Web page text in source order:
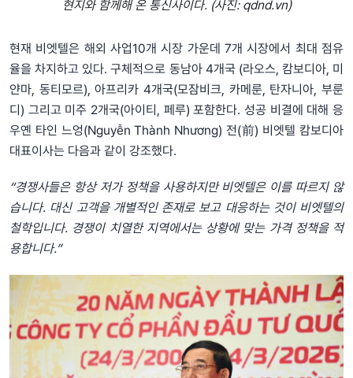
현지와 함께해 온 통신사이다. (사진: qdnd.vn)
현재 비엣텔은 해외 사업10개 시장 가운데 7개 시장에서 최대 점유
율을 차지하고 있다. 구체적으로 동남아 4개국 (라오스, 캄보디아, 미
얀마, 동티모르), 아프리카 4개국(모잠비크, 카메룬, 탄자니아, 부룬
디) 그리고 미주 2개국(아이티, 페루) 포함한다. 성공 비결에 대해 응
우옌 타인 느엉(Nguyễn Thành Nhương) 전(前) 비엣텔 캄보디아
대표이사는 다음과 같이 강조했다.
“경쟁사들은 항상 저가 정책을 사용하지만 비엣텔은 이를 따르지 않
습니다. 대신 고객을 개별적인 존재로 보고 대응하는 것이 비엣텔의
철학입니다. 경쟁이 치열한 지역에서는 상황에 맞는 가격 정책을 적
용합니다.”